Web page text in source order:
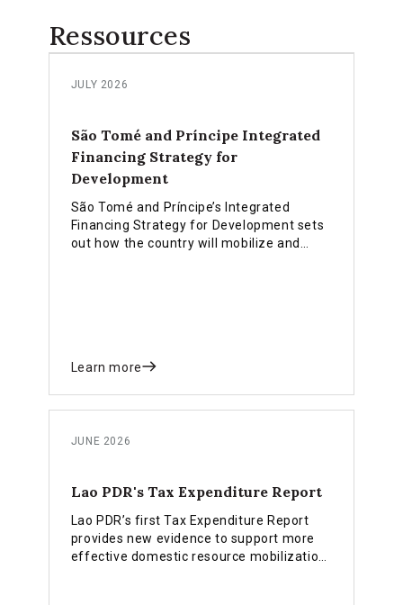
Ressources
JULY 2026
São Tomé and Príncipe Integrated
Financing Strategy for
Development
São Tomé and Príncipe’s Integrated
Financing Strategy for Development sets
out how the country will mobilize and
Learn more
JUNE 2026
Lao PDR's Tax Expenditure Report
Lao PDR’s first Tax Expenditure Report
provides new evidence to support more
effective domestic resource mobilization